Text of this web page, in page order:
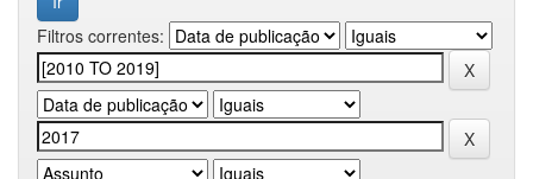
Filtros correntes: